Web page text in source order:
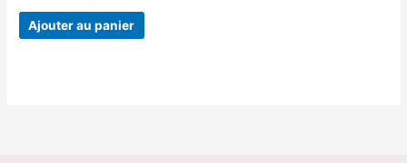
Ajouter au panier